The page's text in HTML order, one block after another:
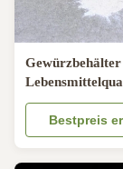
Pulversieb,
Bestpreis